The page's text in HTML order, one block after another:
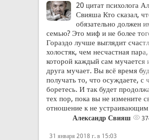
20 цитат психолога
Свияша Кто сказал,
обязательно должен
семью? Это миф и не более
Гораздо лучше выглядит
холостяк, чем несчастная
которой каждый сам мучается
друга мучает. Вы всё время
получать то, что осуждаете, с
боретесь. И так будет
тех пор, пока вы не измените
отношение к не
Александр Свияш
31 января 2018 г. в 15:03